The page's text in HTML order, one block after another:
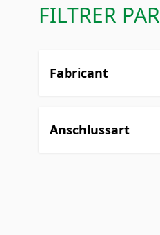
FILTRER PAR
Fabricant
filter
Anschlussart
filter